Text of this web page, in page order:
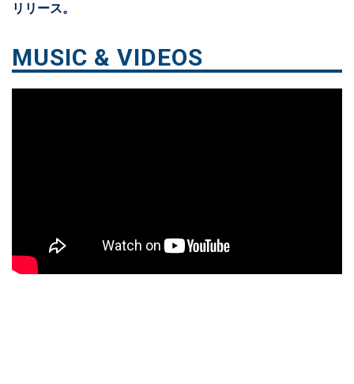
リリース。
MUSIC & VIDEOS